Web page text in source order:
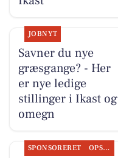
JOBNYT
Savner du nye
græsgange? - Her
er nye ledige
stillinger i Ikast og
omegn
SPONSORERET OPSLAGSTAVLEN